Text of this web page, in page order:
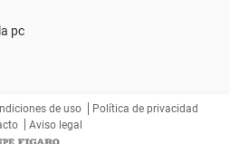
pc
de uso
Política de privacidad
Aviso legal